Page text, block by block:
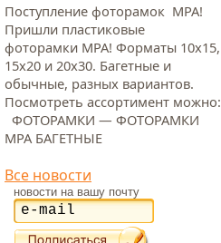
Поступление фоторамок МРА!
Пришли пластиковые
фоторамки МРА! Форматы 10х15,
15х20 и 20х30. Багетные и
обычные, разных вариантов.
Посмотреть ассортимент можно:
ФОТОРАМКИ — ФОТОРАМКИ
МРА БАГЕТНЫЕ
Все новости
новости на вашу почту